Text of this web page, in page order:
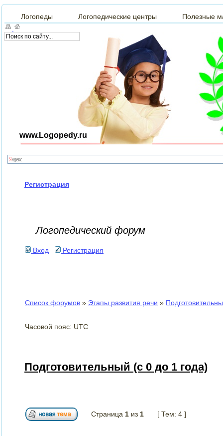
Логопеды Логопедические центры Полезные
www.Logopedy.ru
Регистрация
Логопедический форум
Вход Регистрация
Список форумов » Этапы развития речи »
Часовой пояс: UTC
Подготовительный (с 0 до 1 года)
Страница 1 из 1 [ Тем: 4 ]